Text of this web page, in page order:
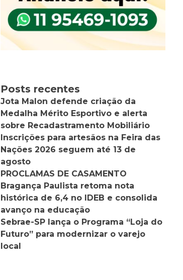
Posts recentes
Jota Malon defende criação da
Medalha Mérito Esportivo e alerta
sobre Recadastramento Mobiliário
Inscrições para artesãos na Feira das
Nações 2026 seguem até 13 de
agosto
PROCLAMAS DE CASAMENTO
Bragança Paulista retoma nota
histórica de 6,4 no IDEB e consolida
avanço na educação
Sebrae-SP lança o Programa “Loja do
Futuro” para modernizar o varejo
local